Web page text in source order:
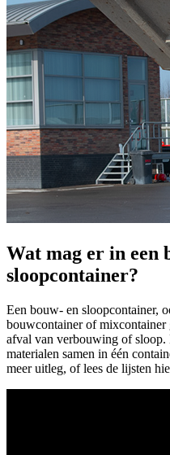
Wat mag er in een
sloopcontainer?
Een bouw- en sloopcontainer,
bouwcontainer of mixcontainer
afval van verbouwing of sloop.
materialen samen in één
meer uitleg, of lees de lijsten